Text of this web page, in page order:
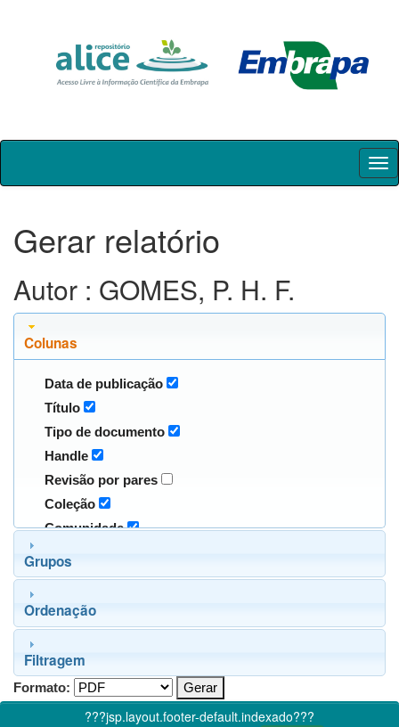
Skip
Gerar relatório
Autor : GOMES, P. H. F.
Colunas
Data de publicação
Título
Tipo de documento
Handle
Revisão por pares
Coleção
Comunidade
Grupos
Ordenação
Filtragem
Formato:
???jsp.layout.footer-default.indexado???